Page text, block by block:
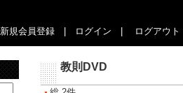
新規会員登録 ログイン ログアウト
教則DVD